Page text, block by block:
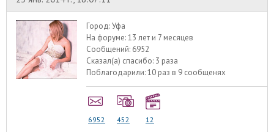
Город:Уфа
На форуме:13 лет и 7 месяцев
Сообщений: 6952
Сказал(а) спасибо: 3 раза
Поблагодарили:10 раз в 9 сообщенях
6952 452 12